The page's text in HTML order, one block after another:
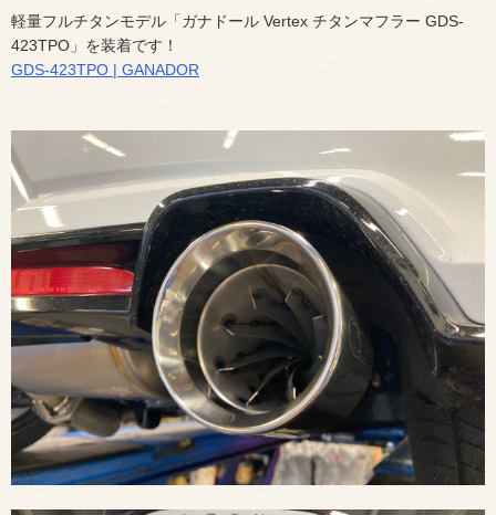
軽量フルチタンモデル「ガナドール Vertex チタンマフラー GDS-
423TPO」を装着です！
GDS-423TPO | GANADOR